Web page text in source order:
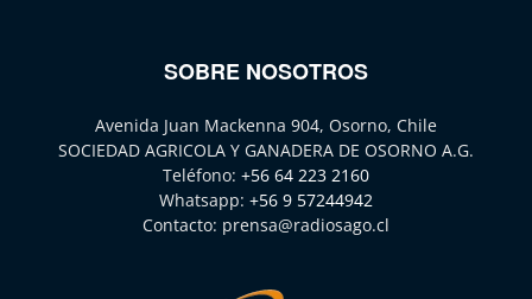
SOBRE NOSOTROS
Avenida Juan Mackenna 904, Osorno, Chile
SOCIEDAD AGRICOLA Y GANADERA DE OSORNO A.G.
Teléfono: +56 64 223 2160
Whatsapp: +56 9 57244942
Contacto: prensa@radiosago.cl